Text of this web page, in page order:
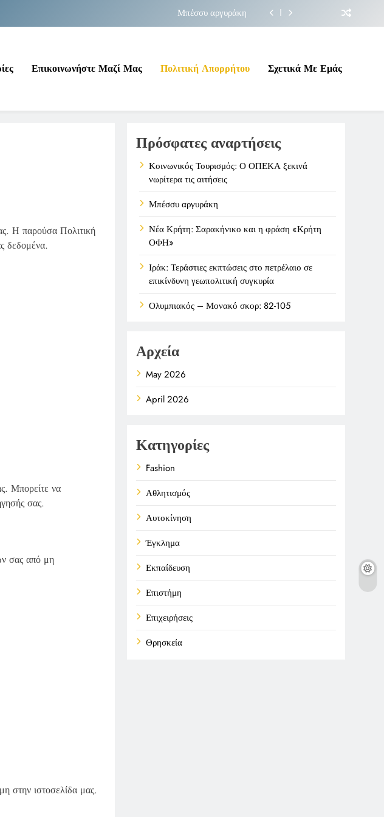
Μπέσσυ αργυράκη
εκπτώσεις στο πετρέλαιο σε επικίνδυνη γεωπολιτική συγκυρία
Μπέσσυ αργυράκη
Νέα Κρήτη: Σαρακήνικο και η φράση «Κρήτη ΟΦΗ»
εκπτώσεις στο πετρέλαιο σε επικίνδυνη γεωπολιτική συγκυρία
Επικοινωνήστε Μαζί Μας Πολιτική Απορρήτου Σχετικά Με Εμάς
Η παρούσα Πολιτική
δεδομένα.
Μπορείτε να
σας.
σας από μη
στην ιστοσελίδα μας.
Πρόσφατες αναρτήσεις
Κοινωνικός Τουρισμός: Ο ΟΠΕΚΑ ξεκινά
νωρίτερα τις αιτήσεις
Μπέσσυ αργυράκη
Νέα Κρήτη: Σαρακήνικο και η φράση «Κρήτη
ΟΦΗ»
Ιράκ: Τεράστιες εκπτώσεις στο πετρέλαιο σε
επικίνδυνη γεωπολιτική συγκυρία
Ολυμπιακός – Μονακό σκορ: 82-105
Αρχεία
May 2026
April 2026
Κατηγορίες
Fashion
Αθλητισμός
Αυτοκίνηση
Έγκλημα
Εκπαίδευση
Επιστήμη
Επιχειρήσεις
Θρησκεία